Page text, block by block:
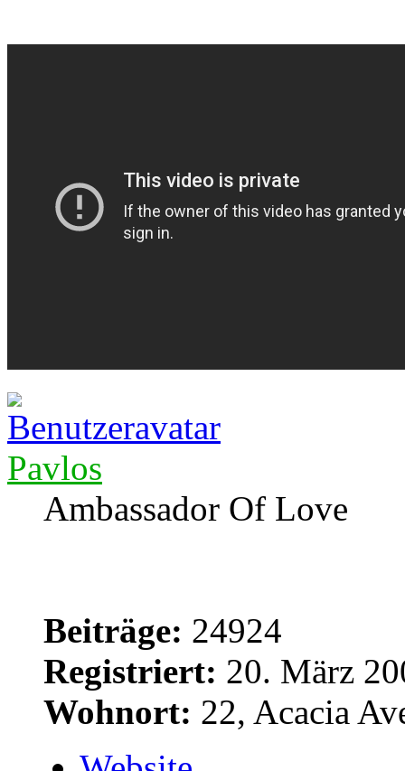
Pavlos
Ambassador Of Love
Beiträge: 24924
Registriert: 20. März
Wohnort: 22, Acacia